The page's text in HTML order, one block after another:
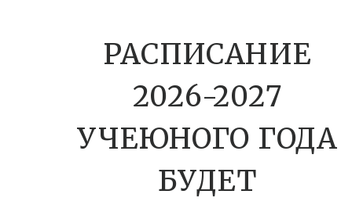
РАСПИСАНИЕ
2026-2027
УЧЕЮНОГО ГОДА
БУДЕТ